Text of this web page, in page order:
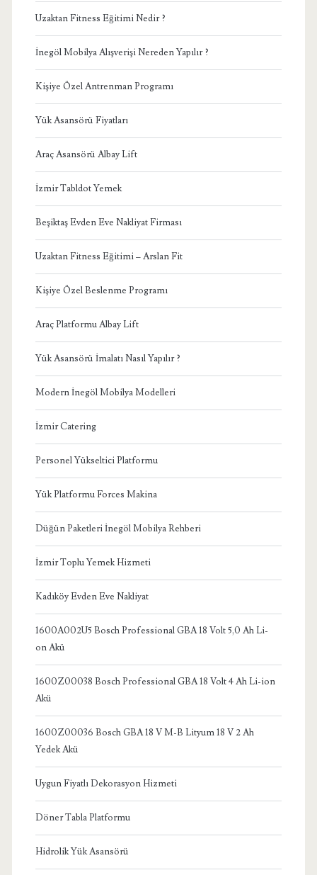
Uzaktan Fitness Eğitimi Nedir ?
İnegöl Mobilya Alışverişi Nereden Yapılır ?
Kişiye Özel Antrenman Programı
Yük Asansörü Fiyatları
Araç Asansörü Albay Lift
İzmir Tabldot Yemek
Beşiktaş Evden Eve Nakliyat Firması
Uzaktan Fitness Eğitimi – Arslan Fit
Kişiye Özel Beslenme Programı
Araç Platformu Albay Lift
Yük Asansörü İmalatı Nasıl Yapılır ?
Modern İnegöl Mobilya Modelleri
İzmir Catering
Personel Yükseltici Platformu
Yük Platformu Forces Makina
Düğün Paketleri İnegöl Mobilya Rehberi
İzmir Toplu Yemek Hizmeti
Kadıköy Evden Eve Nakliyat
1600A002U5 Bosch Professional GBA 18 Volt 5,0 Ah Li-
on Akü
1600Z00038 Bosch Professional GBA 18 Volt 4 Ah Li-ion
Akü
1600Z00036 Bosch GBA 18 V M-B Lityum 18 V 2 Ah
Yedek Akü
Uygun Fiyatlı Dekorasyon Hizmeti
Döner Tabla Platformu
Hidrolik Yük Asansörü